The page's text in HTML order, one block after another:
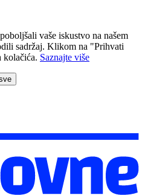
vaše iskustvo na našem
sadržaj. Klikom na "Prihvati
kolačića. Saznajte više